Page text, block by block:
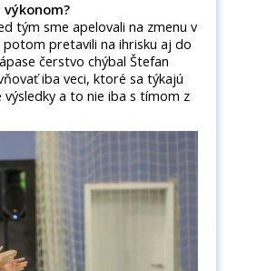
výkonom?
tým sme apelovali na zmenu v
pretavili na ihrisku aj do
čerstvo chýbal Štefan
iba veci, ktoré sa týkajú
a to nie iba s tímom z